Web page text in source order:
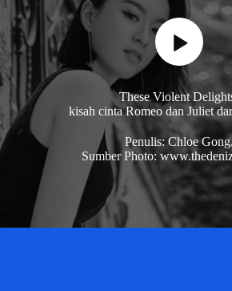
These Violent
kisah cinta Romeo dan Juliet
Penulis: Chloe Gong.
Sumber Photo: